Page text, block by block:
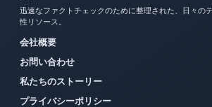
迅速なファクトチェックのために整理された、日々の
性リソース。
会社概要
お問い合わせ
私たちのストーリー
プライバシーポリシー